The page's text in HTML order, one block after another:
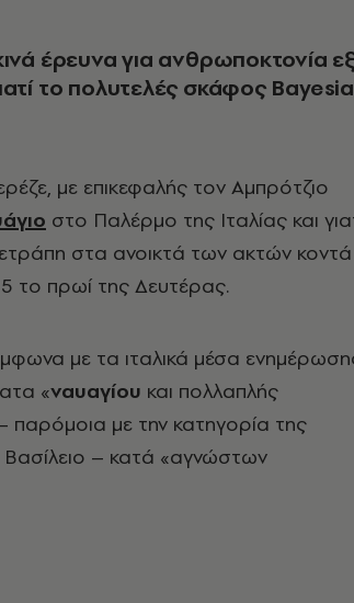
έρευνα για ανθρωποκτονία εξ
το πολυτελές σκάφος
με επικεφαλής τον Αμπρότζιο
στο Παλέρμο της Ιταλίας και
στα ανοικτά των ακτών κοντά
το πρωί της Δευτέρας.
με τα ιταλικά μέσα
«ναυαγίου και πολλαπλής
παρόμοια με την κατηγορία της
– κατά «αγνώστων